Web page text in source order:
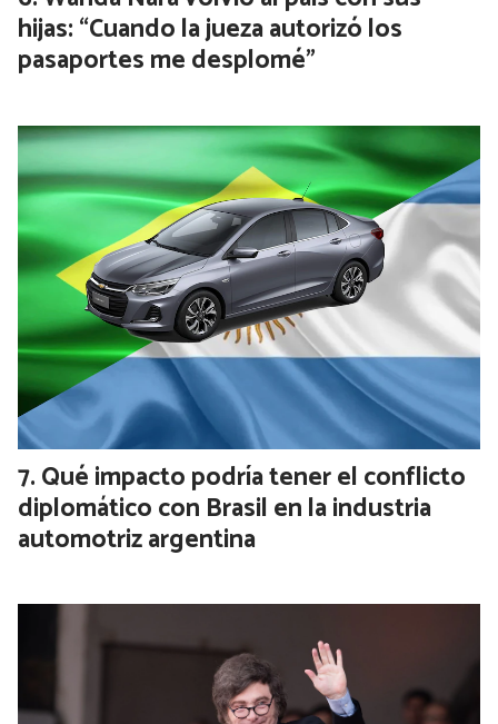
Wanda Nara volvió al país con sus
hijas: “Cuando la jueza autorizó los
pasaportes me desplomé”